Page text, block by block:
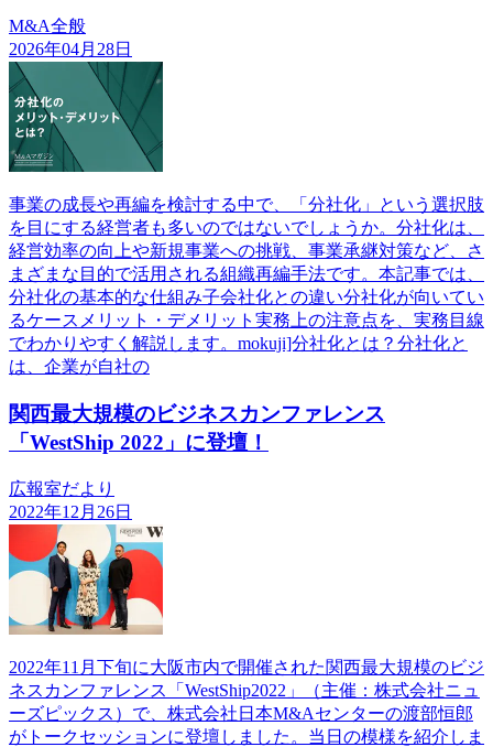
M&A全般
2026年04月28日
事業の成長や再編を検討する中で、「分社化」という選択肢
を目にする経営者も多いのではないでしょうか。分社化は、
経営効率の向上や新規事業への挑戦、事業承継対策など、さ
まざまな目的で活用される組織再編手法です。本記事では、
分社化の基本的な仕組み子会社化との違い分社化が向いてい
るケースメリット・デメリット実務上の注意点を、実務目線
でわかりやすく解説します。mokuji]分社化とは？分社化と
は、企業が自社の
関西最大規模のビジネスカンファレンス
「WestShip 2022」に登壇！
広報室だより
2022年12月26日
2022年11月下旬に大阪市内で開催された関西最大規模のビジ
ネスカンファレンス「WestShip2022」（主催：株式会社ニュ
ーズピックス）で、株式会社日本M&Aセンターの渡部恒郎
がトークセッションに登壇しました。当日の模様を紹介しま